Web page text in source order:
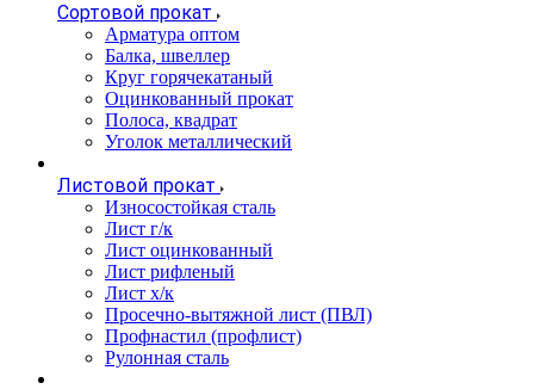
Сортовой прокат
Арматура оптом
Балка, швеллер
Круг горячекатаный
Оцинкованный прокат
Полоса, квадрат
Уголок металлический
Листовой прокат
Износостойкая сталь
Лист г/к
Лист оцинкованный
Лист рифленый
Лист х/к
Просечно-вытяжной лист (ПВЛ)
Профнастил (профлист)
Рулонная сталь